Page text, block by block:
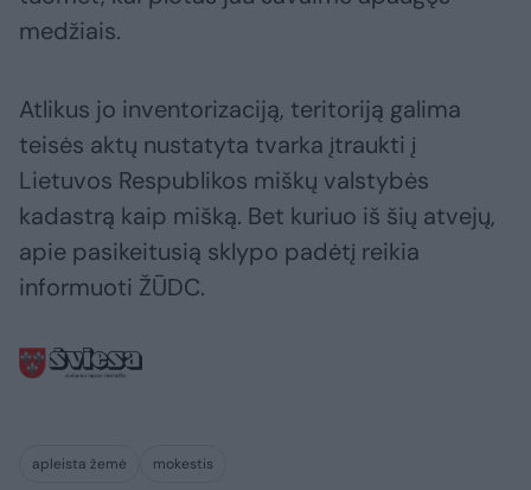
medžiais.
Atlikus jo inventorizaciją, teritoriją galima
teisės aktų nustatyta tvarka įtraukti į
Lietuvos Respublikos miškų valstybės
kadastrą kaip mišką. Bet kuriuo iš šių atvejų,
apie pasikeitusią sklypo padėtį reikia
informuoti ŽŪDC.
apleista žemė mokestis